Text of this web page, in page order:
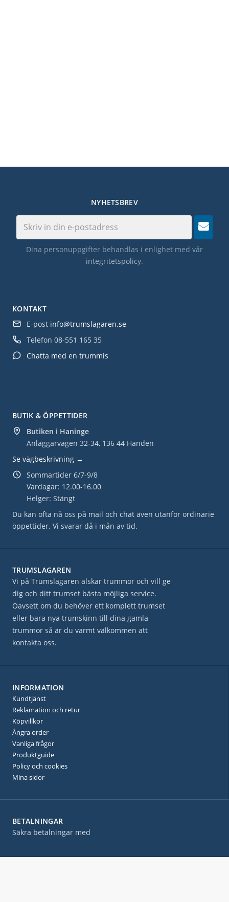
BUTIK & ÖPPETTIDER
Butiken i Haninge
Anläggarvägen 32-34, 136 44 Handen
Se vägbeskrivning →
Sommartider 6/7-9/8
Vardagar: 12.00-16.00
Helger: Stängt
Du kan ofta nå oss på mail och chat även utanför ordinarie
öppettider. Vi svarar då i mån av tid.
BETALNINGAR
Säkra betalningar med
KONTAKT
E-post info@trumslagaren.se
Telefon 08-551 165 35
Chatta med en trummis
TRUMSLAGAREN
Vi på Trumslagaren älskar trummor och vill ge
dig och ditt trumset bästa möjliga service.
Oavsett om du behöver ett komplett trumset
eller bara nya trumskinn till dina gamla
trummor så är du varmt välkommen att
kontakta oss.
NYHETSBREV
Dina personuppgifter behandlas i enlighet med vår
integritetspolicy.
INFORMATION
Kundtjänst
Reklamation och retur
Köpvillkor
Ångra order
Vanliga frågor
Produktguide
Policy och cookies
Mina sidor